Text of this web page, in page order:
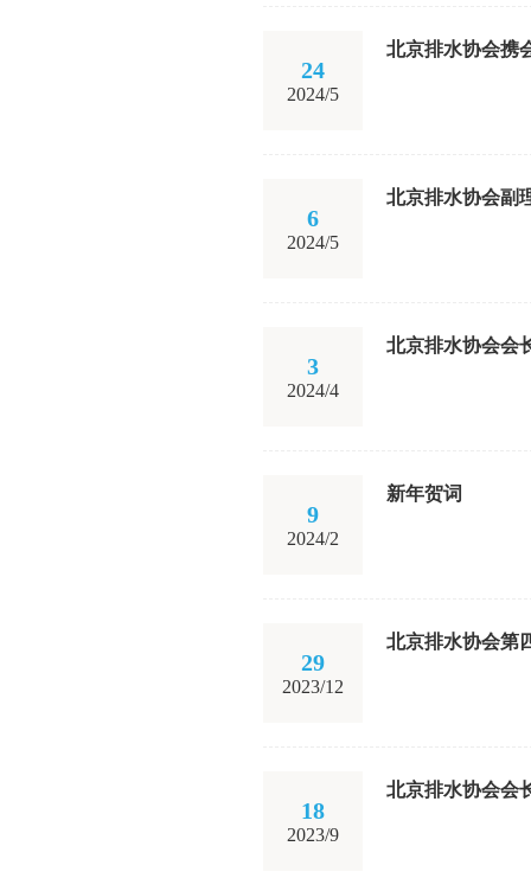
24
2024/5
北京排水协会携
6
2024/5
北京排水协会副
3
2024/4
北京排水协会会
9
2024/2
新年贺词
29
2023/12
北京排水协会第
18
2023/9
北京排水协会会